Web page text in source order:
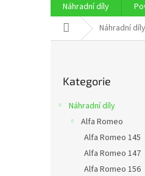
Náhradní díly
Domů Náhradní díly
kategorie
Kategorie
Náhradní díly
Alfa Romeo
Alfa Romeo 145
Alfa Romeo 147
Alfa Romeo 156